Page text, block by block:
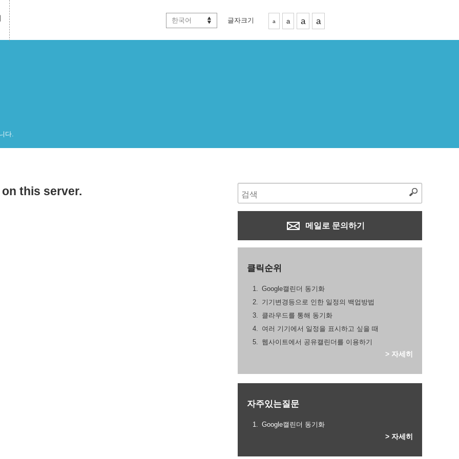
한국어 글자크기 a a a a
다.
this server.
메일로 문의하기
클릭순위
Google캘린더 동기화
기기변경등으로 인한 일정의 백업방법
클라우드를 통해 동기화
여러 기기에서 일정을 표시하고 싶을 때
웹사이트에서 공유캘린더를 이용하기
> 자세히
자주있는질문
Google캘린더 동기화
> 자세히